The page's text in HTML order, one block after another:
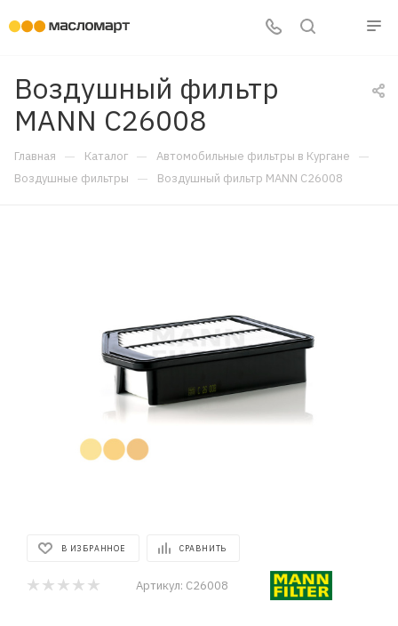
Воздушный фильтр
MANN C26008
Главная — Каталог — Автомобильные фильтры в Кургане —
Воздушные фильтры — Воздушный фильтр MANN C26008
В ИЗБРАННОЕ СРАВНИТЬ
Артикул: C26008